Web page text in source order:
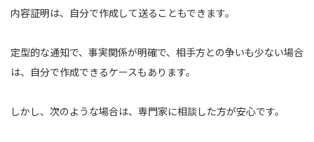
内容証明は、自分で作成して送ることもできます。
定型的な通知で、事実関係が明確で、相手方との争いも少ない場合
は、自分で作成できるケースもあります。
しかし、次のような場合は、専門家に相談した方が安心です。